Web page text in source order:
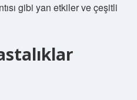
gibi yan etkiler ve çeşitli